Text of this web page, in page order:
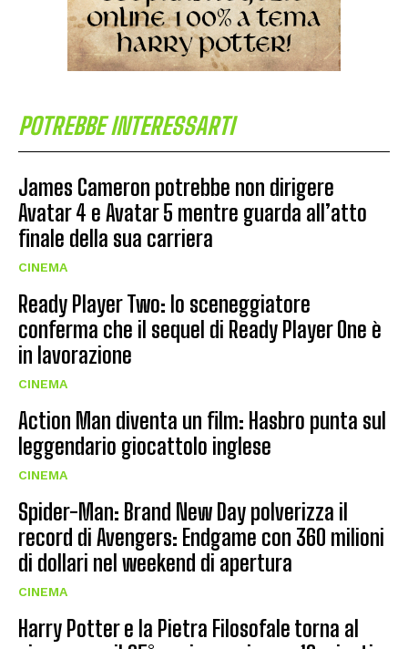
POTREBBE INTERESSARTI
James Cameron potrebbe non dirigere
Avatar 4 e Avatar 5 mentre guarda all’atto
finale della sua carriera
CINEMA
Ready Player Two: lo sceneggiatore
conferma che il sequel di Ready Player One è
in lavorazione
CINEMA
Action Man diventa un film: Hasbro punta sul
leggendario giocattolo inglese
CINEMA
Spider-Man: Brand New Day polverizza il
record di Avengers: Endgame con 360 milioni
di dollari nel weekend di apertura
CINEMA
Harry Potter e la Pietra Filosofale torna al